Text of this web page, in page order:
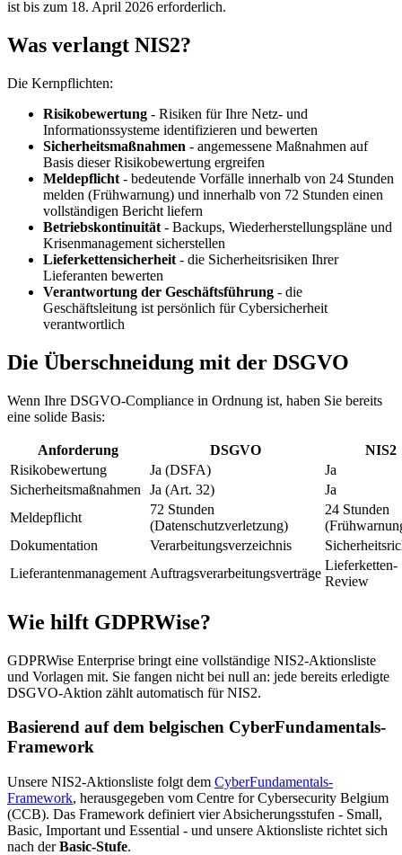
ist bis zum 18. April 2026 erforderlich.
Was verlangt NIS2?
Die Kernpflichten:
Risikobewertung - Risiken für Ihre Netz- und
Informationssysteme identifizieren und bewerten
Sicherheitsmaßnahmen - angemessene Maßnahmen auf
Basis dieser Risikobewertung ergreifen
Meldepflicht - bedeutende Vorfälle innerhalb von 24 Stunden
melden (Frühwarnung) und innerhalb von 72 Stunden einen
vollständigen Bericht liefern
Betriebskontinuität - Backups, Wiederherstellungspläne und
Krisenmanagement sicherstellen
Lieferkettensicherheit - die Sicherheitsrisiken Ihrer
Lieferanten bewerten
Verantwortung der Geschäftsführung - die
Geschäftsleitung ist persönlich für Cybersicherheit
verantwortlich
Die Überschneidung mit der DSGVO
Wenn Ihre DSGVO-Compliance in Ordnung ist, haben Sie bereits
eine solide Basis:
Anforderung DSGVO
NIS2
Risikobewertung
Ja (DSFA)
Ja
Sicherheitsmaßnahmen
Ja (Art. 32)
Ja
Meldepflicht
72 Stunden
(Datenschutzverletzung)
24 Stunden
Dokumentation
Verarbeitungsverzeichnis
Lieferantenmanagement Auftragsverarbeitungsverträge
Lieferketten-
Review
Wie hilft GDPRWise?
GDPRWise Enterprise bringt eine vollständige NIS2-Aktionsliste
und Vorlagen mit. Sie fangen nicht bei null an: jede bereits erledigte
DSGVO-Aktion zählt automatisch für NIS2.
Basierend auf dem belgischen CyberFundamentals-
Framework
Unsere NIS2-Aktionsliste folgt dem CyberFundamentals-
Framework, herausgegeben vom Centre for Cybersecurity Belgium
(CCB). Das Framework definiert vier Absicherungsstufen - Small,
Basic, Important und Essential - und unsere Aktionsliste richtet sich
nach derBasic-Stufe.